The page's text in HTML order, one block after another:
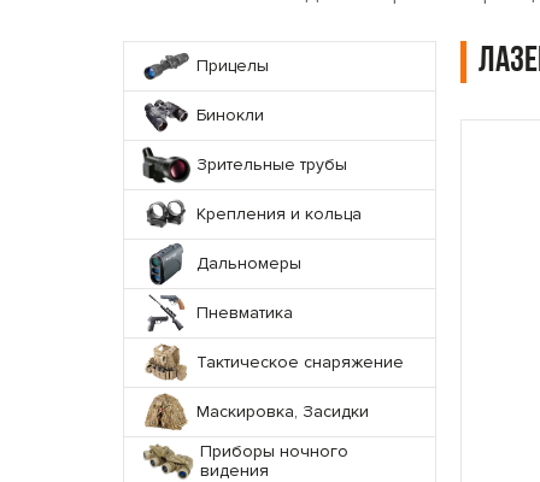
Прицелы
Бинокли
Зрительные трубы
Крепления и кольца
Дальномеры
Пневматика
Тактическое снаряжение
Маскировка, Засидки
Приборы ночного
видения